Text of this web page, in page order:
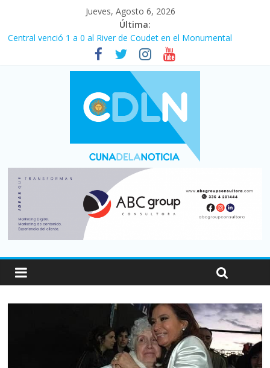
Jueves, Agosto 6, 2026
Última:
Central venció 1 a 0 al River de Coudet en el Monumental
La morosidad alcanzó su nivel más alto en dos décadas y ya
afecta a 400 mil deudores en Santa Fe
Desde que asumió Milei cerraron 41.000 kioscos: el sector
denuncia crisis como en 2001
Vacaciones de invierno con más movimiento y consumo
turístico: 4,6 millones de personas viajaron por el país, un 5,9%
Fuerte caída de la venta de autos usados en julio: bajó un 12,6%